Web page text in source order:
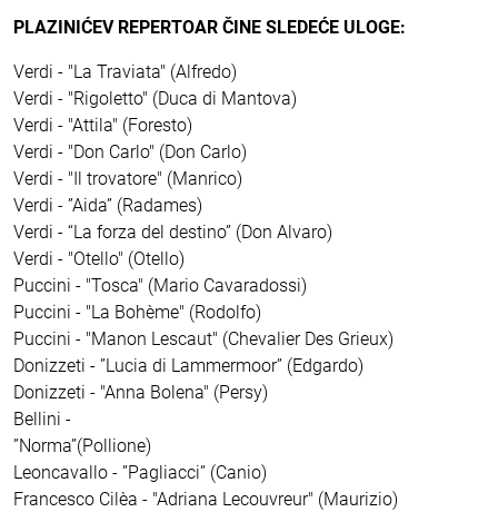
PLAZINIĆEV REPERTOAR ČINE SLEDEĆE ULOGE:
Verdi - "La Traviata" (Alfredo)
Verdi - "Rigoletto" (Duca di Mantova)
Verdi - "Attila" (Foresto)
Verdi - "Don Carlo" (Don Carlo)
Verdi - "Il trovatore" (Manrico)
Verdi - ”Aida” (Radames)
Verdi - “La forza del destino” (Don Alvaro)
Verdi - "Otello" (Otello)
Puccini - "Tosca" (Mario Cavaradossi)
Puccini - "La Bohème" (Rodolfo)
Puccini - "Manon Lescaut" (Chevalier Des Grieux)
Donizzeti - ”Lucia di Lammermoor” (Edgardo)
Donizzeti - "Anna Bolena" (Persy)
Bellini -
”Norma”(Pollione)
Leoncavallo - ”Pagliacci” (Canio)
Francesco Cilèa - "Adriana Lecouvreur" (Maurizio)